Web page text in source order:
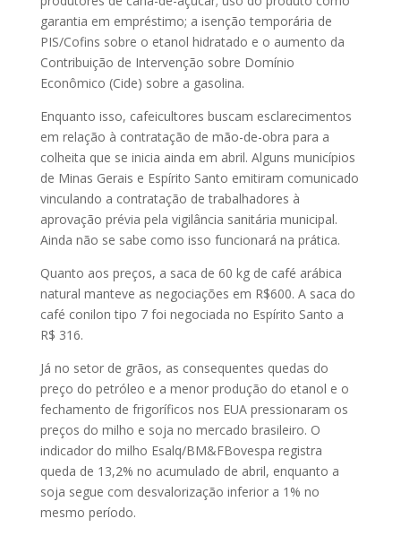
garantia em empréstimo; a isenção temporária de
PIS/Cofins sobre o etanol hidratado e o aumento da
Contribuição de Intervenção sobre Domínio
Econômico (Cide) sobre a gasolina.
Enquanto isso, cafeicultores buscam esclarecimentos
em relação à contratação de mão-de-obra para a
colheita que se inicia ainda em abril. Alguns municípios
de Minas Gerais e Espírito Santo emitiram comunicado
vinculando a contratação de trabalhadores à
aprovação prévia pela vigilância sanitária municipal.
Ainda não se sabe como isso funcionará na prática.
Quanto aos preços, a saca de 60 kg de café arábica
natural manteve as negociações em R$600. A saca do
café conilon tipo 7 foi negociada no Espírito Santo a
R$ 316.
Já no setor de grãos, as consequentes quedas do
preço do petróleo e a menor produção do etanol e o
fechamento de frigoríficos nos EUA pressionaram os
preços do milho e soja no mercado brasileiro. O
indicador do milho Esalq/BM&FBovespa registra
queda de 13,2% no acumulado de abril, enquanto a
soja segue com desvalorização inferior a 1% no
mesmo período.